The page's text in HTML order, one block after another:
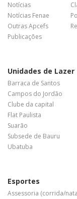
Notícias
Notícias Fenae
Outras Apcefs
Publicações
Unidades de Lazer
Barraca de Santos
Campos do Jordão
Clube da capital
Flat Paulista
Suarão
Subsede de Bauru
Ubatuba
Esportes
Assessoria (corrida/